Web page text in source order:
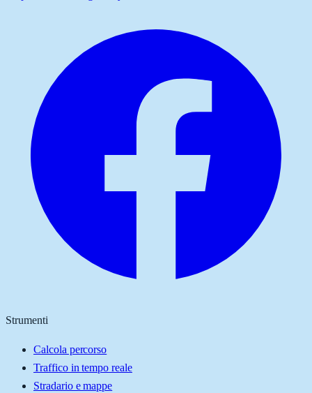
Strumenti
Calcola percorso
Traffico in tempo reale
Stradario e mappe